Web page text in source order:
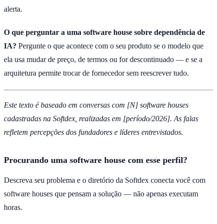
alerta.
O que perguntar a uma software house sobre dependência de
IA? Pergunte o que acontece com o seu produto se o modelo que
ela usa mudar de preço, de termos ou for descontinuado — e se a
arquitetura permite trocar de fornecedor sem reescrever tudo.
Este texto é baseado em conversas com [N] software houses
cadastradas na Softdex, realizadas em [período/2026]. As falas
refletem percepções dos fundadores e líderes entrevistados.
Procurando uma software house com esse perfil?
Descreva seu problema e o diretório da Softdex conecta você com
software houses que pensam a solução — não apenas executam
horas.